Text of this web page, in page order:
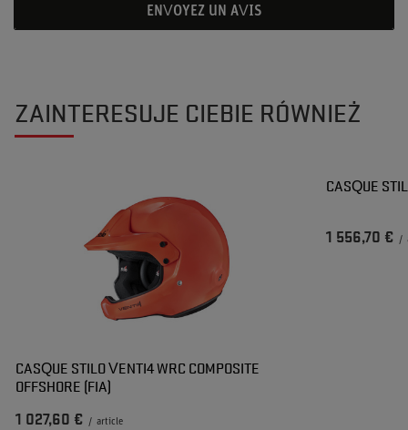
ENVOYEZ UN AVIS
ZAINTERESUJE CIEBIE RÓWNIEŻ
CASQUE STILO VENTI4 WRC COMPOSITE
OFFSHORE (FIA)
1 027,60 € / article
CASQUE
1 556,70 € /